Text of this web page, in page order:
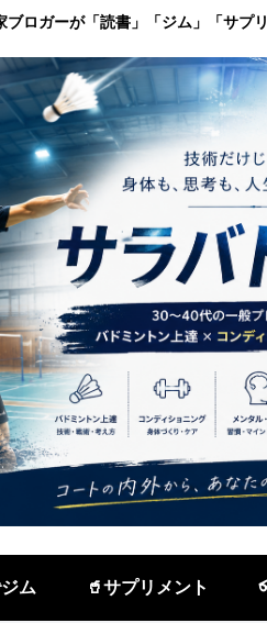
ブロガーが「読書」「ジム」「サプ
ム 🥤サプリメント